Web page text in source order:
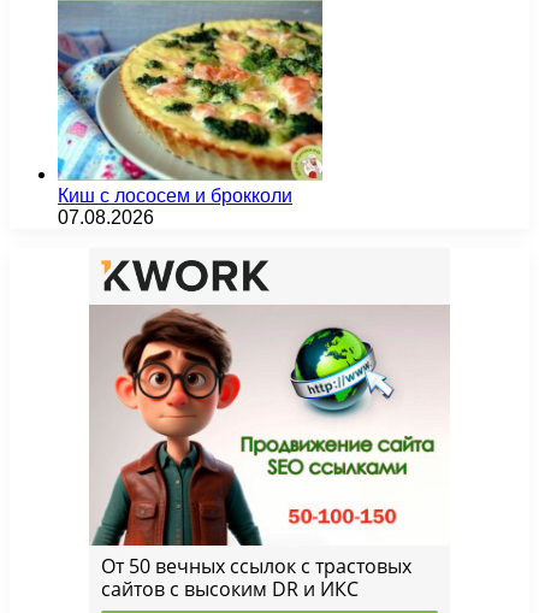
Киш с лососем и брокколи
07.08.2026